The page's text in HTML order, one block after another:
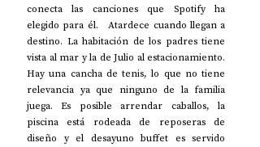
conecta las canciones que Spotify ha
elegido para él.   Atardece cuando llegan a
destino. La habitación de los padres tiene
vista al mar y la de Julio al estacionamiento.
Hay una cancha de tenis, lo que no tiene
relevancia ya que ninguno de la familia
juega. Es posible arrendar caballos, la
piscina está rodeada de reposeras de
diseño y el desayuno buffet es servido